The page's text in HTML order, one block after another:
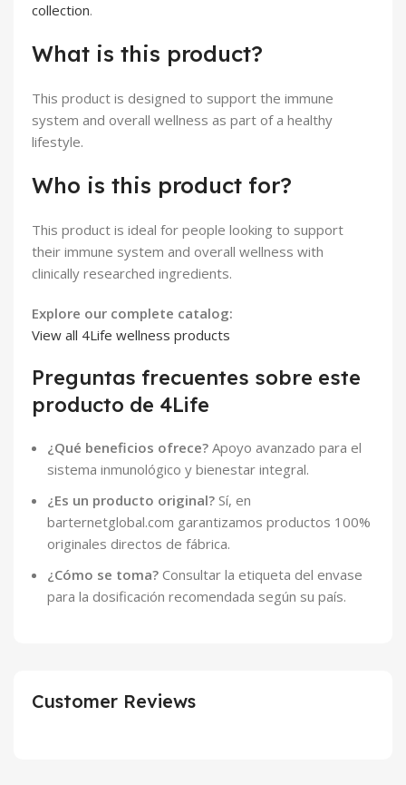
collection.
What is this product?
This product is designed to support the immune
system and overall wellness as part of a healthy
lifestyle.
Who is this product for?
This product is ideal for people looking to support
their immune system and overall wellness with
clinically researched ingredients.
Explore our complete catalog:
View all 4Life wellness products
Preguntas frecuentes sobre este
producto de 4Life
¿Qué beneficios ofrece? Apoyo avanzado para el
sistema inmunológico y bienestar integral.
¿Es un producto original? Sí, en
barternetglobal.com garantizamos productos 100%
originales directos de fábrica.
¿Cómo se toma? Consultar la etiqueta del envase
para la dosificación recomendada según su país.
Customer Reviews